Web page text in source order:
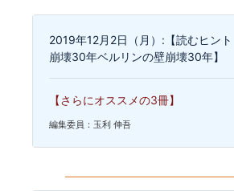
2019年12月2日（月）:【読むヒン
崩壊30年ベルリンの壁崩壊30年】
【さらにオススメの3冊】
編集委員：玉利 伸吾